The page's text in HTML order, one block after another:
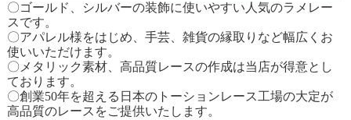
〇ゴールド、シルバーの装飾に使いやすい人気のラメレー
スです。
〇アパレル様をはじめ、手芸、雑貨の縁取りなど幅広くお
使いいただけます。
〇メタリック素材、高品質レースの作成は当店が得意とし
ております。
〇創業50年を超える日本のトーションレース工場の大定が
高品質のレースをご提供いたします。